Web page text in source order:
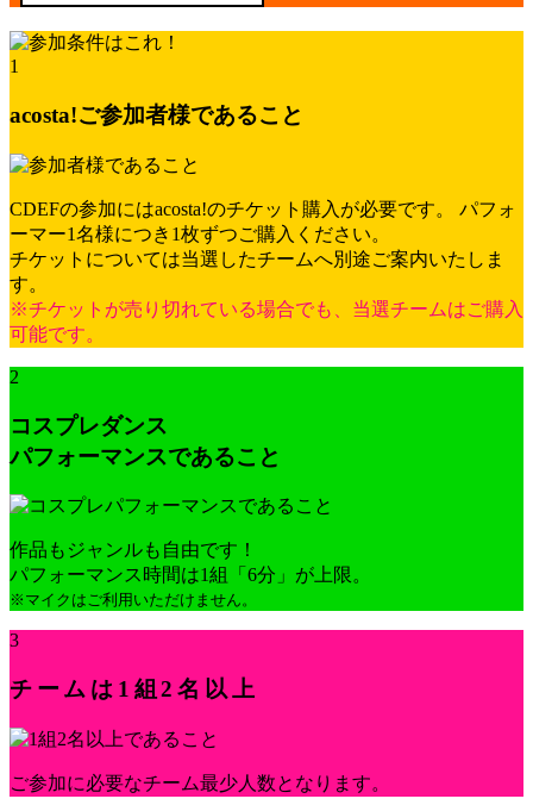
1
acosta!ご参加者様であること
CDEFの参加にはacosta!のチケット購入が必要です。 パフォ
ーマー1名様につき1枚ずつご購入ください。
チケットについては当選したチームへ別途ご案内いたしま
す。
※チケットが売り切れている場合でも、当選チームはご購入
可能です。
2
コスプレダンス
パフォーマンスであること
作品もジャンルも自由です！
パフォーマンス時間は1組「6分」が上限。
※マイクはご利用いただけません。
3
チームは1組2名以上
ご参加に必要なチーム最少人数となります。